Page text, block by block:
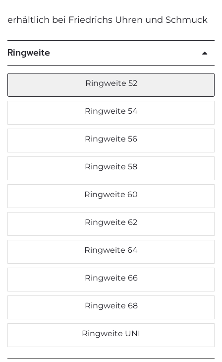
erhältlich bei Friedrichs Uhren und Schmuck
Ringweite
Ringweite 52
Ringweite 54
Ringweite 56
Ringweite 58
Ringweite 60
Ringweite 62
Ringweite 64
Ringweite 66
Ringweite 68
Ringweite UNI